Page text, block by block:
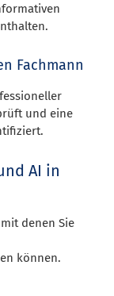
Fachmann
und eine
AI in
denen Sie
können.